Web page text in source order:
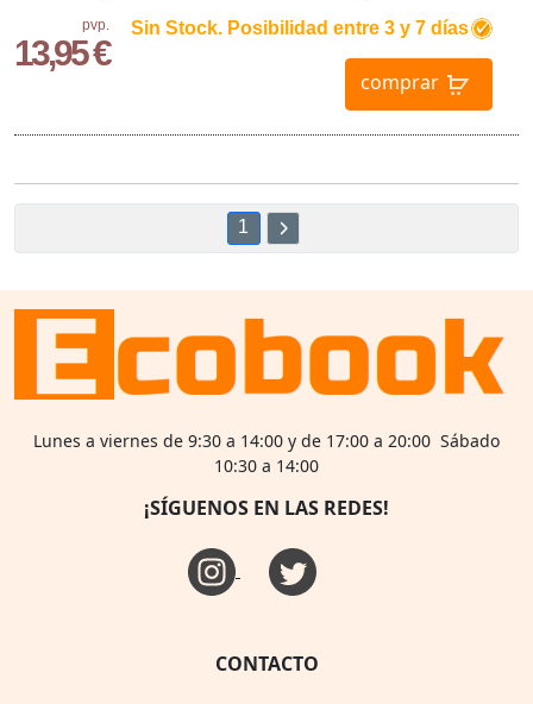
pvp.
13,95 €
Sin Stock. Posibilidad entre 3 y 7 días
comprar
1
Lunes a viernes de 9:30 a 14:00 y de 17:00 a 20:00 Sábado
10:30 a 14:00
¡SÍGUENOS EN LAS REDES!
CONTACTO